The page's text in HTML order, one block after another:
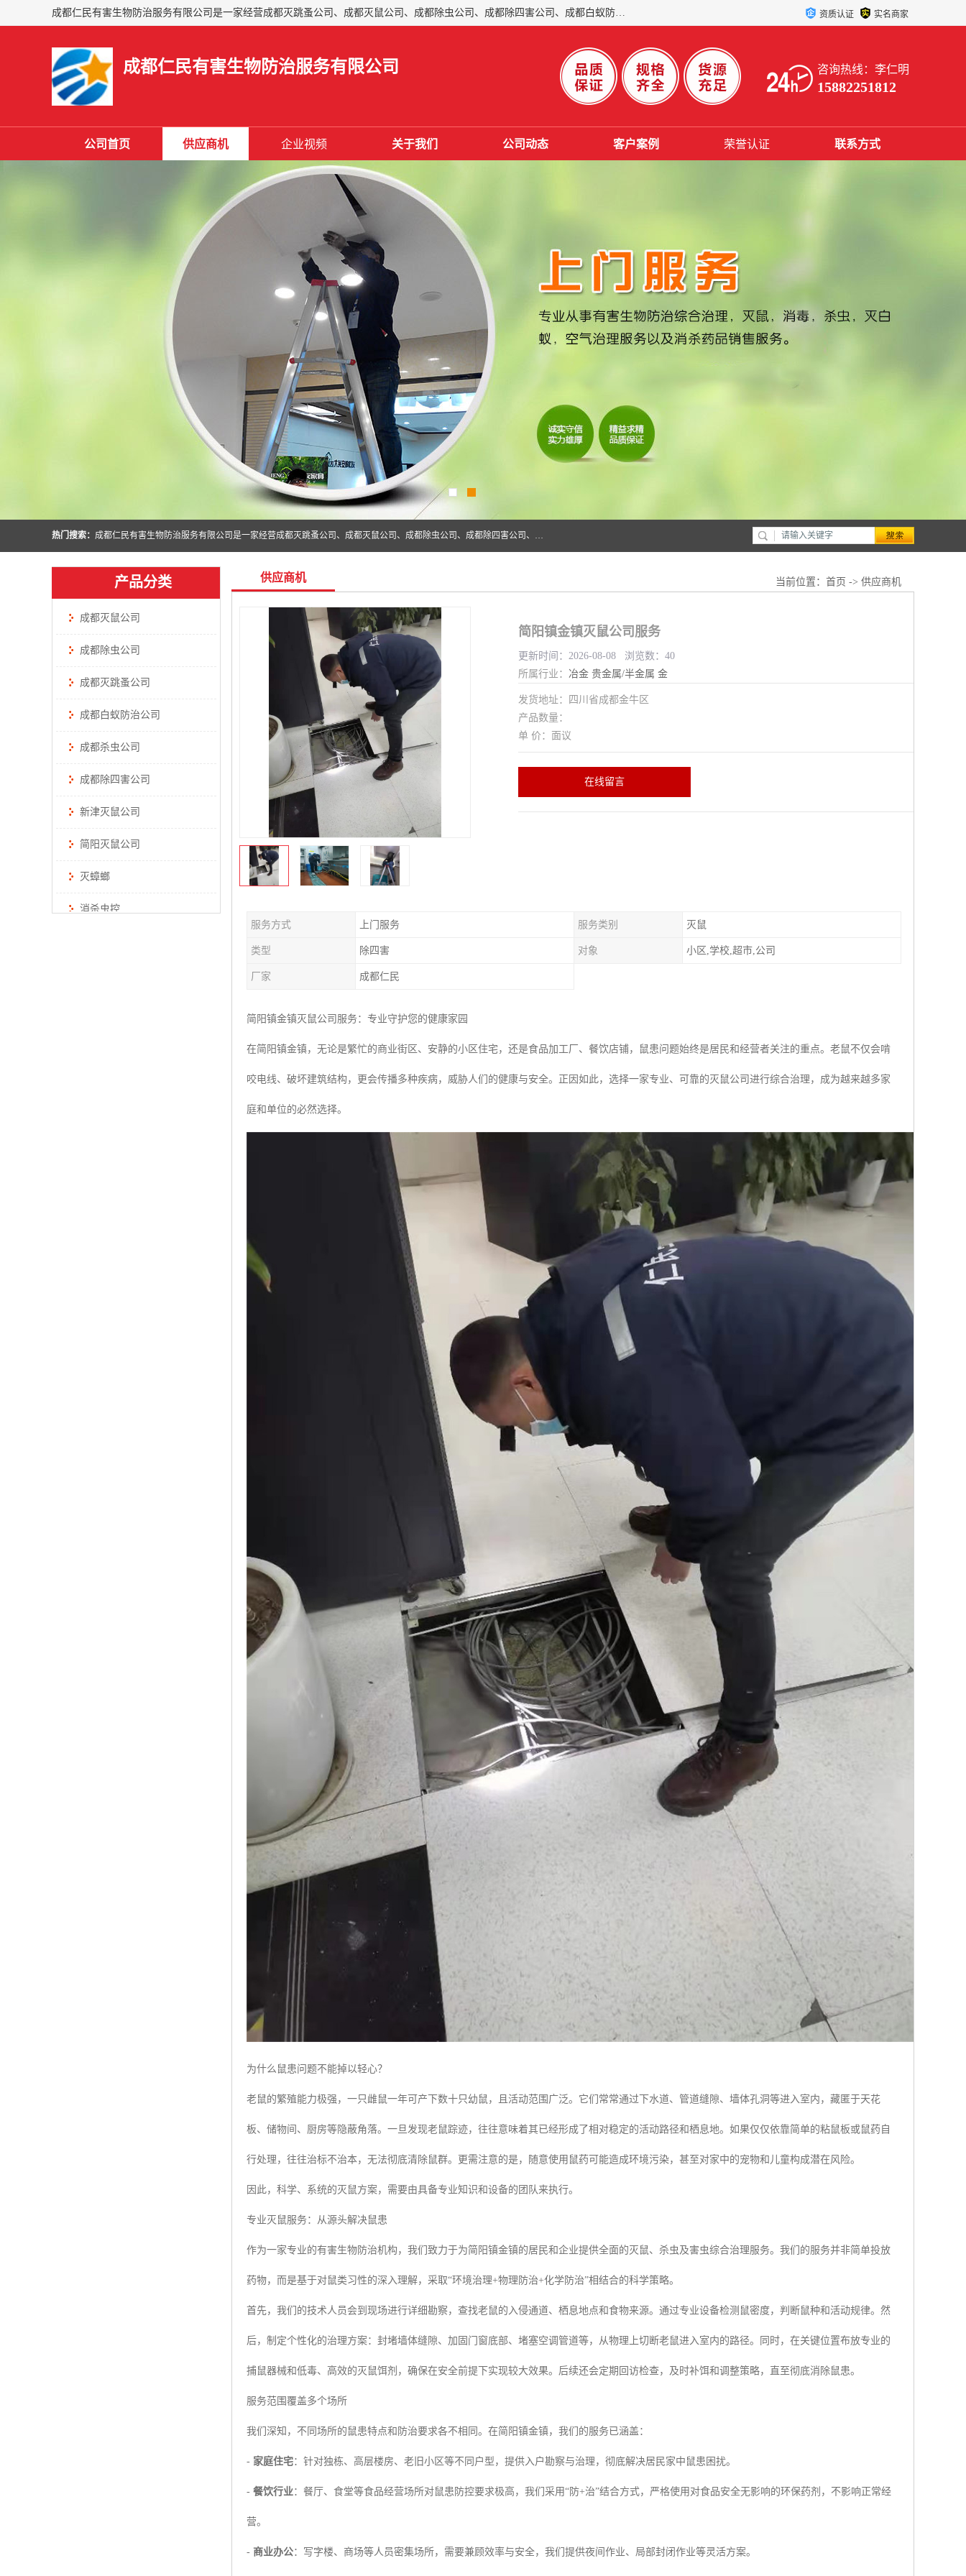
成都仁民有害生物防治服务有限公司是一家经营成都灭跳蚤公司、成都灭鼠公司、成都除虫公司、成都除四害公司、成都白蚁防治公司、成都杀虫公司等。业务覆盖：青白江、郫县、简阳、金堂、乐山、眉山、绵阳、彭州等区域。 由于我们的专业技术和服务态度得到了肯定、 目前公司已经与省内外的多个金 融企业、高端写字楼、星级酒 店、宾馆餐饮企业、学校、制造生产企业、物业小区建立了长期友好的合作关系。 资质认证 实名商家
成都仁民有害生物防治服务有限公司 咨询热线：李仁明
15882251812
公司首页 供应商机 企业视频 关于我们 公司动态 客户案例 荣誉认证 联系方式
热门搜索： 成都仁民有害生物防治服务有限公司是一家经营成都灭跳蚤公司、成都灭鼠公司、成都除虫公司、成都除四害公司、成都白蚁防治公司、成都杀虫公司等。业务覆盖：青白江、郫县、简阳、金堂、乐山、眉山、绵阳、彭州等区域。 由于我们的专业技术和服务态度得到了肯定、 目前公司已经与省内外的多个金 融企业、高端写字楼、星级酒 店、宾馆餐饮企业、学校、制造生产企业、物业小区建立了长期友好的合作关系。
产品分类
成都灭鼠公司
成都除虫公司
成都灭跳蚤公司
成都白蚁防治公司
成都杀虫公司
成都除四害公司
新津灭鼠公司
简阳灭鼠公司
灭蟑螂
消杀虫控
供应商机 当前位置： 首页 -> 供应商机
简阳镇金镇灭鼠公司服务
更新时间：2026-08-08 浏览数：40
所属行业： 冶金 贵金属/半金属 金
发货地址：四川省成都金牛区
产品数量：
单 价：面议
在线留言
服务方式 上门服务 服务类别 灭鼠
类型 除四害 对象 小区,学校,超市,公司
厂家 成都仁民
简阳镇金镇灭鼠公司服务：专业守护您的健康家园
在简阳镇金镇，无论是繁忙的商业街区、安静的小区住宅，还是食品加工厂、餐饮店铺，鼠患问题始终是居民和经营者关注的重点。老鼠不仅会啃
咬电线、破坏建筑结构，更会传播多种疾病，威胁人们的健康与安全。正因如此，选择一家专业、可靠的灭鼠公司进行综合治理，成为越来越多家
庭和单位的必然选择。
为什么鼠患问题不能掉以轻心？
老鼠的繁殖能力极强，一只雌鼠一年可产下数十只幼鼠，且活动范围广泛。它们常常通过下水道、管道缝隙、墙体孔洞等进入室内，藏匿于天花
板、储物间、厨房等隐蔽角落。一旦发现老鼠踪迹，往往意味着其已经形成了相对稳定的活动路径和栖息地。如果仅仅依靠简单的粘鼠板或鼠药自
行处理，往往治标不治本，无法彻底清除鼠群。更需注意的是，随意使用鼠药可能造成环境污染，甚至对家中的宠物和儿童构成潜在风险。
因此，科学、系统的灭鼠方案，需要由具备专业知识和设备的团队来执行。
专业灭鼠服务：从源头解决鼠患
作为一家专业的有害生物防治机构，我们致力于为简阳镇金镇的居民和企业提供全面的灭鼠、杀虫及害虫综合治理服务。我们的服务并非简单投放
药物，而是基于对鼠类习性的深入理解，采取“环境治理+物理防治+化学防治”相结合的科学策略。
首先，我们的技术人员会到现场进行详细勘察，查找老鼠的入侵通道、栖息地点和食物来源。通过专业设备检测鼠密度，判断鼠种和活动规律。然
后，制定个性化的治理方案：封堵墙体缝隙、加固门窗底部、堵塞空调管道等，从物理上切断老鼠进入室内的路径。同时，在关键位置布放专业的
捕鼠器械和低毒、高效的灭鼠饵剂，确保在安全前提下实现较大效果。后续还会定期回访检查，及时补饵和调整策略，直至彻底消除鼠患。
服务范围覆盖多个场所
我们深知，不同场所的鼠患特点和防治要求各不相同。在简阳镇金镇，我们的服务已涵盖：
- 家庭住宅：针对独栋、高层楼房、老旧小区等不同户型，提供入户勘察与治理，彻底解决居民家中鼠患困扰。
- 餐饮行业：餐厅、食堂等食品经营场所对鼠患防控要求极高，我们采用“防+治”结合方式，严格使用对食品安全无影响的环保药剂，不影响正常经
营。
- 商业办公：写字楼、商场等人员密集场所，需要兼顾效率与安全，我们提供夜间作业、局部封闭作业等灵活方案。